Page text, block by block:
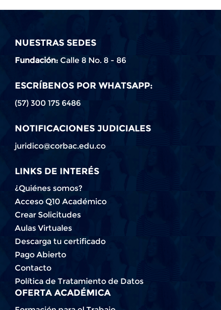
NUESTRAS SEDES
Fundación: Calle 8 No. 8 - 86
ESCRÍBENOS POR WHATSAPP:
(57) 300 175 6486
NOTIFICACIONES JUDICIALES
juridico@corbac.edu.co
LINKS DE INTERÉS
¿Quiénes somos?
Acceso Q10 Académico
Crear Solicitudes
Aulas Virtuales
Descarga tu certificado
Pago Abierto
Contacto
Política de Tratamiento de Datos
OFERTA ACADÉMICA